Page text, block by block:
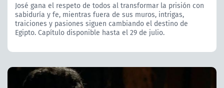
José gana el respeto de todos al transformar la prisión con
sabiduría y fe, mientras fuera de sus muros, intrigas,
traiciones y pasiones siguen cambiando el destino de
Egipto. Capítulo disponible hasta el 29 de julio.